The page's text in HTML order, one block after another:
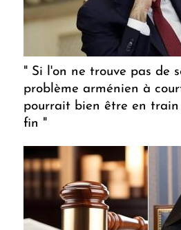
" Si l'on ne trouve pas de
problème arménien à
pourrait bien être en
fin "